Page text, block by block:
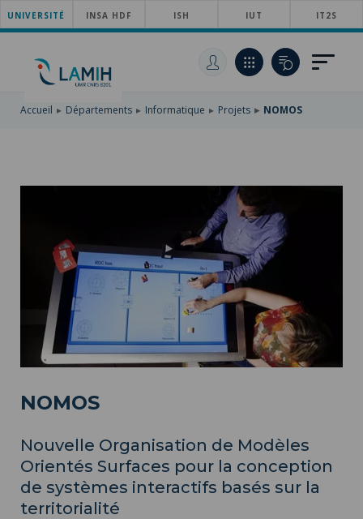
ACCÉDER
AU
PRINCIPAL
ALLER
CONTENU
PRINCIPAL
ACCÉDER
RECHERCHE
UNIVERSITÉ INSA HDF ISH IUT IT2S
Accueil Départements Informatique Projets NOMOS
NOMOS
Nouvelle Organisation de Modèles
Orientés Surfaces pour la conception
de systèmes interactifs basés sur la
territorialité